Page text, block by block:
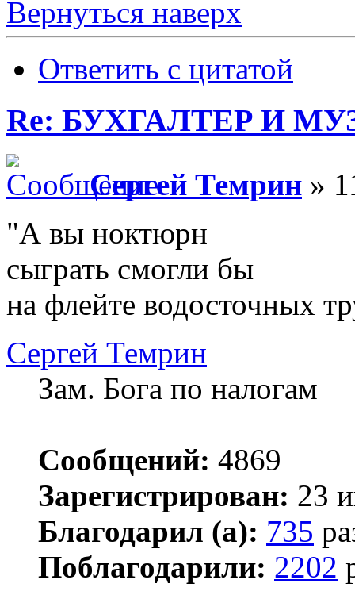
Вернуться наверх
Ответить с цитатой
Re: БУХГАЛТЕР И
Сергей Темрин »
"А вы ноктюрн
сыграть смогли бы
на флейте водосточных
Сергей Темрин
Зам. Бога по налогам
Сообщений: 4869
Зарегистрирован: 23
Благодарил (а): 735
Поблагодарили: 2202